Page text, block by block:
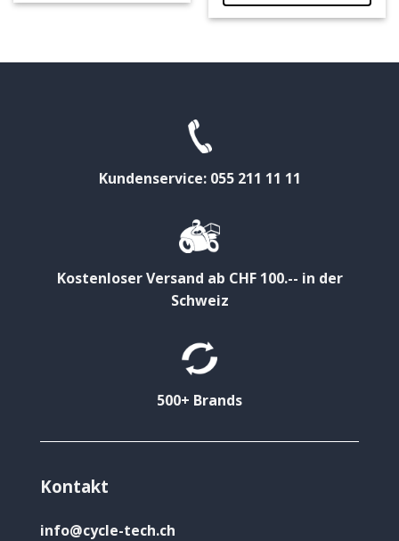
Kundenservice: 055 211 11 11
Kostenloser Versand ab CHF 100.-- in der
Schweiz
500+ Brands
Kontakt
info@cycle-tech.ch